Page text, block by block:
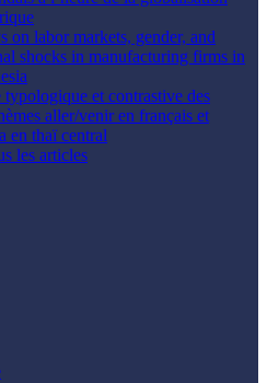
on labor markets, gender, and
shocks in manufacturing firms in
typologique et contrastive des
aller/venir en français et
en thaï central
les articles